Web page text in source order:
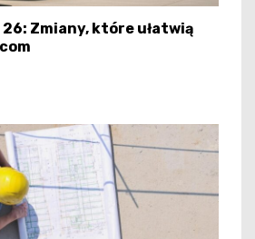
Zmiany, które ułatwią